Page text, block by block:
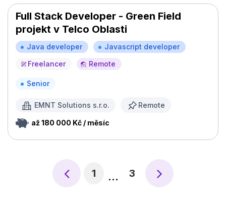
Full Stack Developer - Green Field
projekt v Telco Oblasti
Java developer
Javascript developer
Freelancer
Remote
Senior
EMNT Solutions s.r.o. Remote
až 180 000 Kč / měsíc
1 … 3